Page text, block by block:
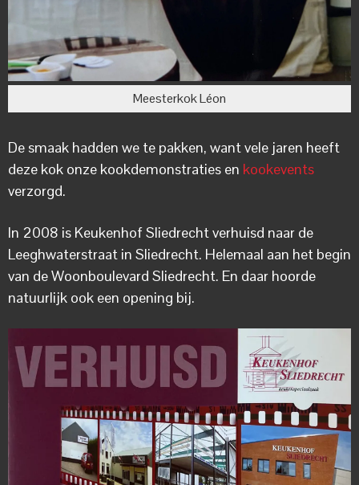
Meesterkok Léon
De smaak hadden we te pakken, want vele jaren heeft
deze kok onze kookdemonstraties en kookevents
verzorgd.
In 2008 is Keukenhof Sliedrecht verhuisd naar de
Leeghwaterstraat in Sliedrecht. Helemaal aan het begin
van de Woonboulevard Sliedrecht. En daar hoorde
natuurlijk ook een opening bij.